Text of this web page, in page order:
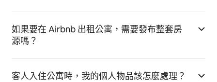
如果要在 Airbnb 出租公寓，需要發布整套房
源嗎？
客人入住公寓時，我的個人物品該怎麼處理？